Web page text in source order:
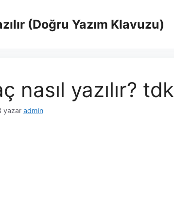
(Doğru Yazım Klavuzu)
nasıl yazılır? tdk
yazar admin